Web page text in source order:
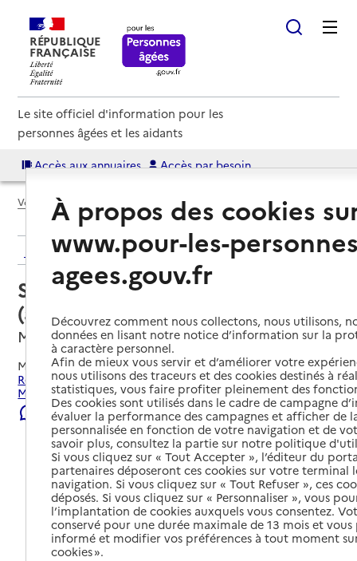
RÉPUBLIQUE
FRANÇAISE
Le site officiel d'information pour les
personnes âgées et les aidants
Accès aux annuaires Accès par besoin
Voir le fil d’Ariane
Retour aux résultats de l'annuaire
Service autonomie à domicile
(aide) – UNA
Monclar, LOT-ET-GARONNE
Mis à jour le08/08/2026
Rechercher les établissements et services autour de
Monclar.
Signaler une erreur
À propos des cookies
www.pour-les-
agees.gouv.fr
Découvrez comment nous collectons, nous utilisons,
données en lisant notre notice d’information sur la
à caractère personnel.
Afin de mieux vous servir et d’améliorer votre
nous utilisons des traceurs et des cookies destinés à
statistiques, vous faire profiter pleinement des
Des cookies sont utilisés dans le cadre de campagne
évaluer la performance des campagnes et afficher de
personnalisée en fonction de votre navigation et de
savoir plus, consultez la partie sur notre politique
Si vous cliquez sur « Tout Accepter », l’éditeur du
partenaires déposeront ces cookies sur votre terminal
navigation. Si vous cliquez sur « Tout Refuser », ces
déposés. Si vous cliquez sur « Personnaliser », vous
l’implantation de cookies auxquels vous consentez.
conservé pour une durée maximale de 13 mois et
informé et modifier vos préférences à tout moment
cookies ».